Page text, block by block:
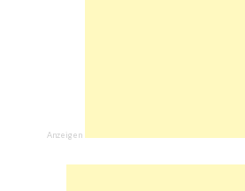
Anzeigen